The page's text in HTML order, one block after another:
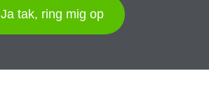
Ja tak, ring mig op